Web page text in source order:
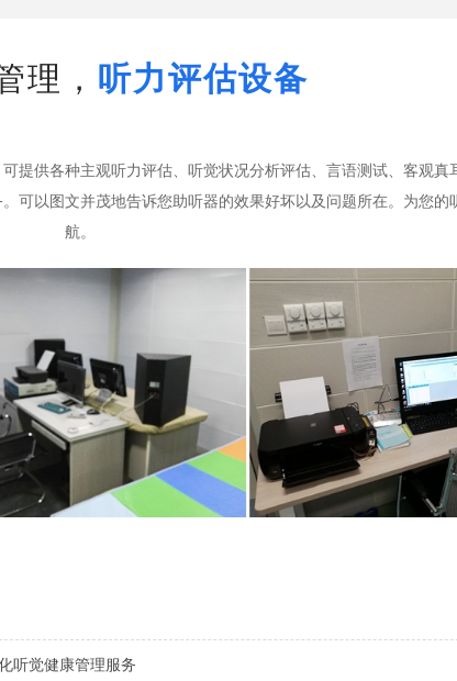
理， 听力评估设备
提供各种主观听力评估、听觉状况分析评估、言语测试、客观真
可以图文并茂地告诉您助听器的效果好坏以及问题所在。为您的
航。
听觉健康管理服务